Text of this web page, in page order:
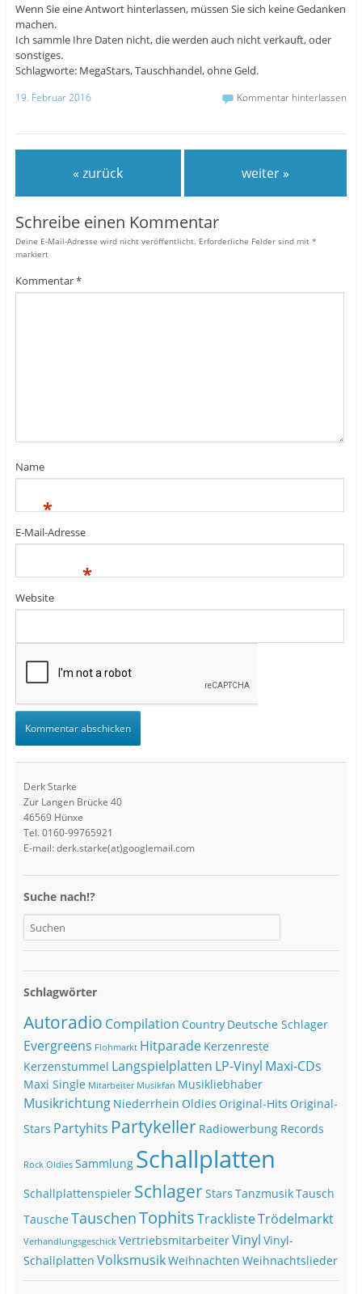
Wenn Sie eine Antwort hinterlassen, müssen Sie sich keine Gedanken
machen.
Ich sammle Ihre Daten nicht, die werden auch nicht verkauft, oder
sonstiges.
Schlagworte: MegaStars, Tauschhandel, ohne Geld.
19. Februar 2016 Kommentar hinterlassen
« zurück weiter »
Schreibe einen Kommentar
Deine E-Mail-Adresse wird nicht veröffentlicht. Erforderliche Felder sind mit *
markiert
Kommentar*
Name
*
E-Mail-Adresse
*
Website
Derk Starke
Zur Langen Brücke 40
46569 Hünxe
Tel. 0160-99765921
E-mail: derk.starke(at)googlemail.com
Suche nach!?
Schlagwörter
Autoradio Compilation Country Deutsche Schlager
Evergreens Flohmarkt Hitparade Kerzenreste
Kerzenstummel Langspielplatten LP-Vinyl Maxi-CDs
Maxi Single Mitarbeiter Musikfan Musikliebhaber
Musikrichtung Niederrhein Oldies Original-Hits Original-
Stars Partyhits Partykeller Radiowerbung Records
Rock Oldies Sammlung Schallplatten
Schallplattenspieler SchlagerStars TanzmusikTausch
TauscheTauschenTophitsTracklisteTrödelmarkt
Verhandlungsgeschick VertriebsmitarbeiterVinyl Vinyl-
Schallplatten VolksmusikWeihnachten Weihnachtslieder